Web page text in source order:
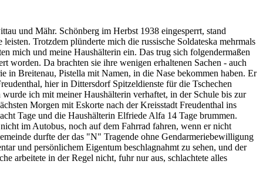
und Mähr. Schönberg im Herbst 1938 eingesperrt, stand
Trotzdem plünderte mich die russische Soldateska mehrmals
mich und meine Haushälterin ein. Das trug sich folgendermaßen
worden. Da brachten sie ihre wenigen erhaltenen Sachen - auch
in Breitenau, Pistella mit Namen, in die Nase bekommen haben. Er
hier in Dittersdorf Spitzeldienste für die Tschechen
ich mit meiner Haushälterin verhaftet, in der Schule bis zur
Morgen mit Eskorte nach der Kreisstadt Freudenthal ins
Tage und die Haushälterin Elfriede Alfa 14 Tage brummen.
im Autobus, noch auf dem Fahrrad fahren, wenn er nicht
durfte der das "N" Tragende ohne Gendarmeriebewilligung
und persönlichem Eigentum beschlagnahmt zu sehen, und der
arbeitete in der Regel nicht, fuhr nur aus, schlachtete alles